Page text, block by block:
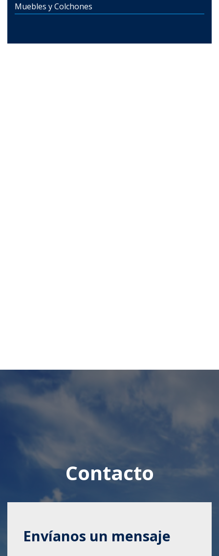
Muebles y Colchones
Contacto
Envíanos un mensaje